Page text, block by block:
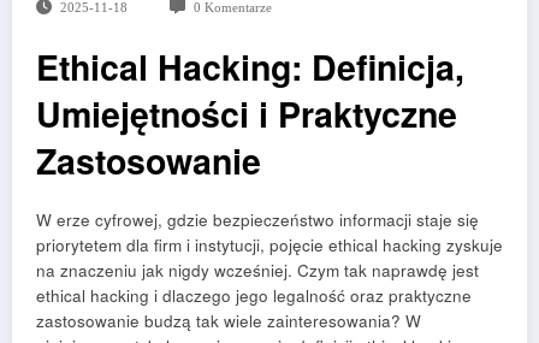
2025-11-18 0 Komentarze
Ethical Hacking: Definicja,
Umiejętności i Praktyczne
Zastosowanie
W erze cyfrowej, gdzie bezpieczeństwo informacji staje się
priorytetem dla firm i instytucji, pojęcie ethical hacking zyskuje
na znaczeniu jak nigdy wcześniej. Czym tak naprawdę jest
ethical hacking i dlaczego jego legalność oraz praktyczne
zastosowanie budzą tak wiele zainteresowania? W